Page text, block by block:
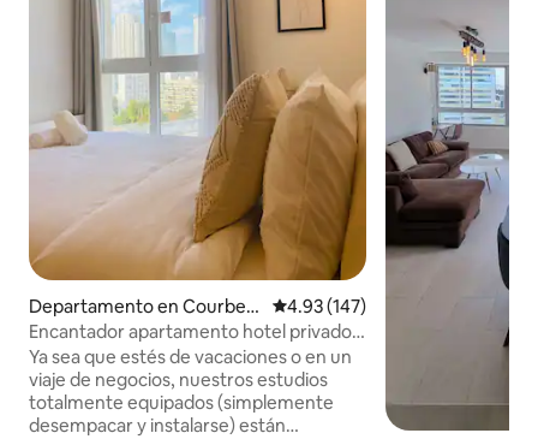
Departamento en Courbev
oie
Calificación promedio: 4.93 de
4.93 (147)
Encantador apartamento hotel privado
La Défense - París
Ya sea que estés de vacaciones o en un
viaje de negocios, nuestros estudios
totalmente equipados (simplemente
desempacar y instalarse) están